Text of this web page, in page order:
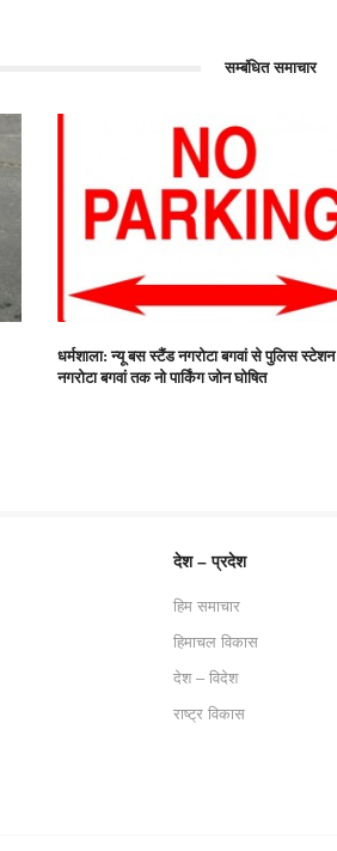
सम्बंधित समाचार
धर्मशाला: न्यू बस स्टैंड नगरोटा बगवां से पुलिस स्टेशन
नगरोटा बगवां तक नो पार्किंग जोन घोषित
देश – प्रदेश
हिम समाचार
हिमाचल विकास
देश – विदेश
राष्ट्र विकास